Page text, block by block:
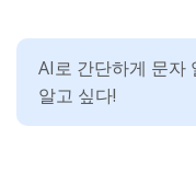
AI로 간단하게 문자
알고 싶다!